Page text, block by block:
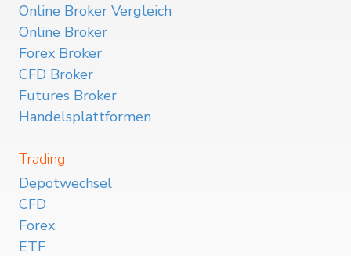
Online Broker Vergleich
Online Broker
Forex Broker
CFD Broker
Futures Broker
Handelsplattformen
Trading
Depotwechsel
CFD
Forex
ETF